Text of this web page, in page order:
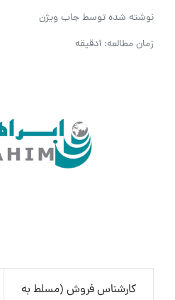
نوشته شده توسطجاب ویژن
زمان مطالعه: 1دقیقه
کارشناس فروش (مسلط به